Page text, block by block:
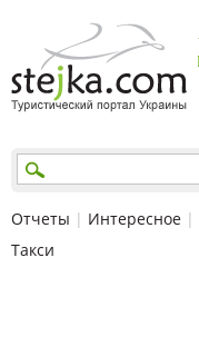
Отчеты | Интересное |
Такси